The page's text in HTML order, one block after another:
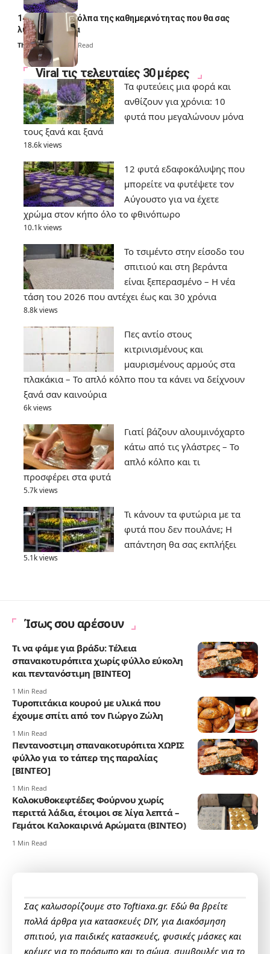
14 πανέξυπνα κόλπα της καθημερινότητας που θα σας
λύσουν τα χέρια
Thali Ombre 6 Min Read
Viral τις τελευταίες 30 μέρες
Τα φυτεύεις μια φορά και
ανθίζουν για χρόνια: 10
φυτά που μεγαλώνουν μόνα
τους ξανά και ξανά
18.6k views
12 φυτά εδαφοκάλυψης που
μπορείτε να φυτέψετε τον
Αύγουστο για να έχετε
χρώμα στον κήπο όλο το φθινόπωρο
10.1k views
Το τσιμέντο στην είσοδο του
σπιτιού και στη βεράντα
είναι ξεπερασμένο – Η νέα
τάση του 2026 που αντέχει έως και 30 χρόνια
8.8k views
Πες αντίο στους
κιτρινισμένους και
μαυρισμένους αρμούς στα
πλακάκια – Το απλό κόλπο που τα κάνει να δείχνουν
ξανά σαν καινούρια
6k views
Γιατί βάζουν αλουμινόχαρτο
κάτω από τις γλάστρες – Το
απλό κόλπο και τι
προσφέρει στα φυτά
5.7k views
Τι κάνουν τα φυτώρια με τα
φυτά που δεν πουλάνε; Η
απάντηση θα σας εκπλήξει
5.1k views
Ίσως σου αρέσουν
Τι να φάμε για βράδυ: Τέλεια
σπανακοτυρόπιτα χωρίς φύλλο εύκολη
και πεντανόστιμη [ΒΙΝΤΕΟ]
1 Min Read
Τυροπιτάκια κουρού με υλικά που
έχουμε σπίτι από τον Γιώργο Ζώλη
1 Min Read
Πεντανοστιμη σπανακοτυρόπιτα ΧΩΡΙΣ
φύλλο για το τάπερ της παραλίας
[ΒΙΝΤΕΟ]
1 Min Read
Κολοκυθοκεφτέδες Φούρνου χωρίς
περιττά λάδια, έτοιμοι σε λίγα λεπτά –
Γεμάτοι Καλοκαιρινά Αρώματα (ΒΙΝΤΕΟ)
1 Min Read
Σας καλωσορίζουμε στο Toftiaxa.gr. Εδώ θα βρείτε
πολλά άρθρα για κατασκευές DIY, για Διακόσμηση
σπιτιού, για παιδικές κατασκευές, φυσικές μάσκες και
κρέμες για το πρόσωπο και το σώμα, συμβουλές για το